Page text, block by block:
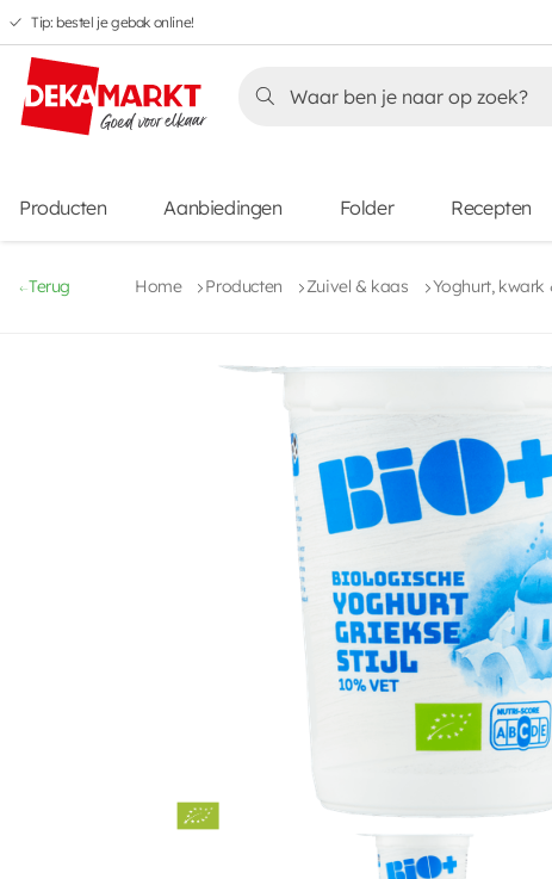
Overslaan
naar
hoofdnavigatie
Overslaan
naar
hoofdinhoud
Overslaan
naar
voettekstinhoud
Overslaan
naar
aanbiedingen
Tip: bestel je gebak online!
Producten Aanbiedingen Folder Recepten
Terug Home Producten Zuivel & kaas Yoghurt, kwark